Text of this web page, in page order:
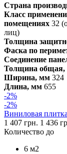
Страна
Класс
помещениях 32
лиц)
Толщина
Фаска по
Соединение
Толщина
Ширина, мм 324
Длина, мм 655
-2%
-2%
Виниловая
1 407 грн. 1 436
Количество до
6 м2